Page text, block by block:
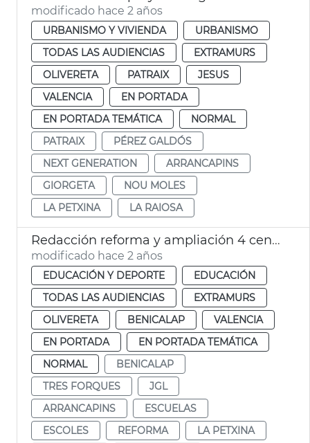
modificado hace 2 años
URBANISMO Y VIVIENDA
URBANISMO
TODAS LAS AUDIENCIAS
EXTRAMURS
OLIVERETA
PATRAIX
JESUS
VALENCIA
EN PORTADA
EN PORTADA TEMÁTICA
NORMAL
PATRAIX
PÉREZ GALDÓS
NEXT GENERATION
ARRANCAPINS
GIORGETA
NOU MOLES
LA PETXINA
LA RAIOSA
Redacción reforma y ampliación 4 centros escolares
modificado hace 2 años
EDUCACIÓN Y DEPORTE
EDUCACIÓN
TODAS LAS AUDIENCIAS
EXTRAMURS
OLIVERETA
BENICALAP
VALENCIA
EN PORTADA
EN PORTADA TEMÁTICA
NORMAL
BENICALAP
TRES FORQUES
JGL
ARRANCAPINS
ESCUELAS
ESCOLES
REFORMA
LA PETXINA